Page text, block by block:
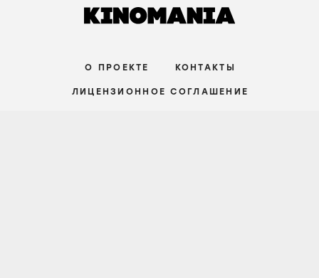
О ПРОЕКТЕ КОНТАКТЫ
ЛИЦЕНЗИОННОЕ СОГЛАШЕНИЕ